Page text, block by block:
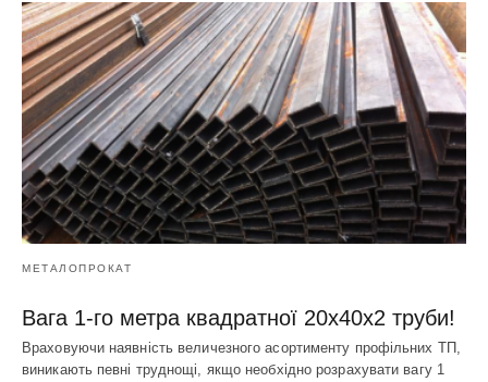
МЕТАЛОПРОКАТ
Вага 1-го метра квадратної 20х40х2 труби!
Враховуючи наявність величезного асортименту профільних ТП,
виникають певні труднощі, якщо необхідно розрахувати вагу 1